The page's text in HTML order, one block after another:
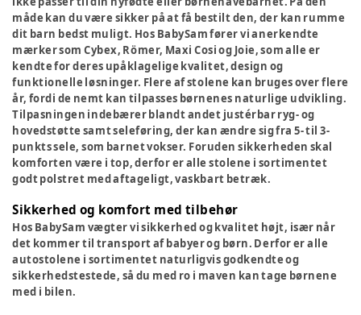
måde kan du være sikker på at få bestilt den, der kan rumme
dit barn bedst muligt. Hos BabySam fører vi anerkendte
mærker som Cybex, Römer, Maxi Cosi og Joie, som alle er
kendte for deres upåklagelige kvalitet, design og
funktionelle løsninger. Flere af stolene kan bruges over flere
år, fordi de nemt kan tilpasses børnenes naturlige udvikling.
Tilpasningen indebærer blandt andet justérbar ryg- og
hovedstøtte samt seleføring, der kan ændre sig fra 5- til 3-
punkts sele, som barnet vokser. Foruden sikkerheden skal
komforten være i top, derfor er alle stolene i sortimentet
godt polstret med aftageligt, vaskbart betræk.
Sikkerhed og komfort med tilbehør
Hos BabySam vægter vi sikkerhed og kvalitet højt, især når
det kommer til transport af babyer og børn. Derfor er alle
autostolene i sortimentet naturligvis godkendte og
sikkerhedstestede, så du med ro i maven kan tage børnene
med i bilen.